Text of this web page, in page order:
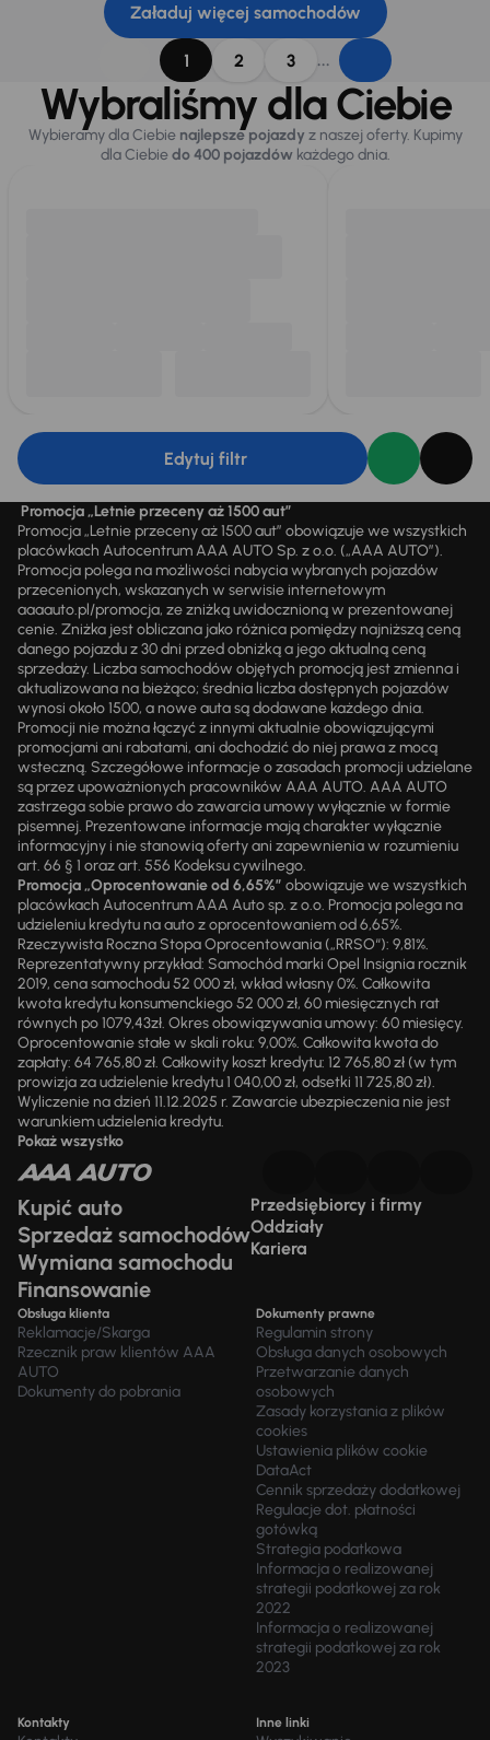
Załaduj więcej samochodów
1 2 3 ...
Wybraliśmy dla Ciebie
Wybieramy dla Ciebie najlepsze pojazdy z naszej oferty. Kupimy
dla Ciebiedo 400 pojazdówkażdego dnia.
Edytuj filtr
Promocja „Letnie przeceny aż 1500 aut”
Promocja „Letnie przeceny aż 1500 aut” obowiązuje we wszystkich
placówkach Autocentrum AAA AUTO Sp. z o.o. („AAA AUTO”).
Promocja polega na możliwości nabycia wybranych pojazdów
przecenionych, wskazanych w serwisie internetowym
aaaauto.pl/promocja, ze zniżką uwidocznioną w prezentowanej
cenie. Zniżka jest obliczana jako różnica pomiędzy najniższą ceną
danego pojazdu z 30 dni przed obniżką a jego aktualną ceną
sprzedaży. Liczba samochodów objętych promocją jest zmienna i
aktualizowana na bieżąco; średnia liczba dostępnych pojazdów
wynosi około 1500, a nowe auta są dodawane każdego dnia.
Promocji nie można łączyć z innymi aktualnie obowiązującymi
promocjami ani rabatami, ani dochodzić do niej prawa z mocą
wsteczną. Szczegółowe informacje o zasadach promocji udzielane
są przez upoważnionych pracowników AAA AUTO. AAA AUTO
zastrzega sobie prawo do zawarcia umowy wyłącznie w formie
pisemnej. Prezentowane informacje mają charakter wyłącznie
informacyjny i nie stanowią oferty ani zapewnienia w rozumieniu
art. 66 § 1 oraz art. 556 Kodeksu cywilnego.
Promocja „Oprocentowanie od 6,65%” obowiązuje we wszystkich
placówkach Autocentrum AAA Auto sp. z o.o. Promocja polega na
udzieleniu kredytu na auto z oprocentowaniem od 6,65%.
Rzeczywista Roczna Stopa Oprocentowania („RRSO“): 9,81%.
Reprezentatywny przykład: Samochód marki Opel Insignia rocznik
2019, cena samochodu 52 000 zł, wkład własny 0%. Całkowita
kwota kredytu konsumenckiego 52 000 zł, 60 miesięcznych rat
równych po 1079,43zł. Okres obowiązywania umowy: 60 miesięcy.
Oprocentowanie stałe w skali roku: 9,00%. Całkowita kwota do
zapłaty: 64 765,80 zł. Całkowity koszt kredytu: 12 765,80 zł (w tym
prowizja za udzielenie kredytu 1 040,00 zł, odsetki 11 725,80 zł).
Wyliczenie na dzień 11.12.2025 r. Zawarcie ubezpieczenia nie jest
warunkiem udzielenia kredytu.
Pokaż wszystko
Kupić auto
Sprzedaż samochodów
Wymiana samochodu
Finansowanie
Przedsiębiorcy i firmy
Oddziały
Kariera
Obsługa klienta
Reklamacje/Skarga
Rzecznik praw klientów AAA
AUTO
Dokumenty do pobrania
Dokumenty prawne
Regulamin strony
Obsługa danych osobowych
Przetwarzanie danych
osobowych
Zasady korzystania z plików
cookies
Ustawienia plików cookie
DataAct
Cennik sprzedaży dodatkowej
Regulacje dot. płatności
gotówką
Strategia podatkowa
Informacja o realizowanej
strategii podatkowej za rok
2022
Informacja o realizowanej
strategii podatkowej za rok
2023
Kontakty Inne linki